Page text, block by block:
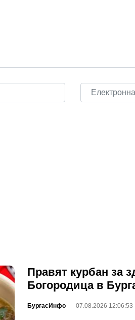
Правят курбан за
Богородица в
БургасИнфо 07.08.2026 12:06:53